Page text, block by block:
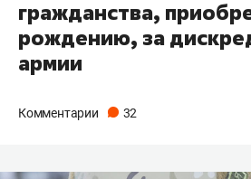
гражданства,
рождению, за
армии
Комментарии 32